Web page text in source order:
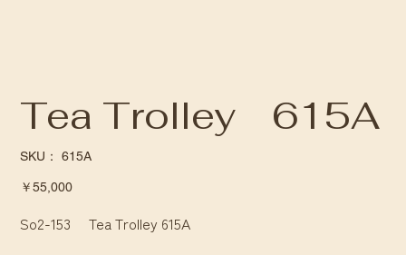
Tea Trolley 615A
SKU：
SKU：
615A
価
￥55,000
So2-153 Tea Trolley 615A